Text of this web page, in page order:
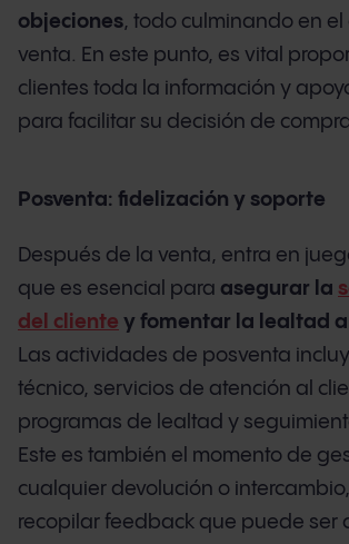
objeciones, todo culminando en el
venta. En este punto, es vital
clientes toda la información y
para facilitar su decisión de
Posventa: fidelización y soporte
Después de la venta, entra en
que es esencial para asegurar la
del cliente y fomentar la lealtad
Las actividades de posventa
técnico, servicios de atención al
programas de lealtad y
Este es también el momento de
cualquier devolución o
recopilar feedback que puede ser